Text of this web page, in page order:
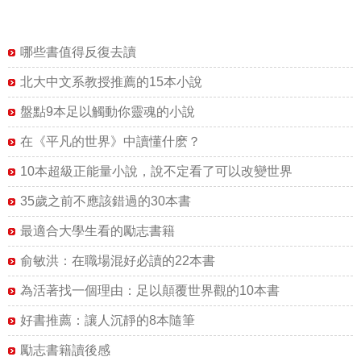
哪些書值得反復去讀
北大中文系教授推薦的15本小說
盤點9本足以觸動你靈魂的小說
在《平凡的世界》中讀懂什麽？
10本超級正能量小說，說不定看了可以改變世界
35歲之前不應該錯過的30本書
最適合大學生看的勵志書籍
俞敏洪：在職場混好必讀的22本書
為活著找一個理由：足以顛覆世界觀的10本書
好書推薦：讓人沉靜的8本隨筆
勵志書籍讀後感